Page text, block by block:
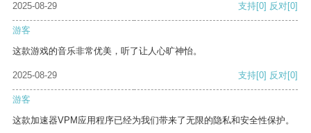
2025-08-29
支持[0] 反对[0]
游客
这款游戏的音乐非常优美，听了让人心旷神怡。
2025-08-29 支持[0] 反对[0]
游客
这款加速器VPM应用程序已经为我们带来了无限的隐私和安全性保护。